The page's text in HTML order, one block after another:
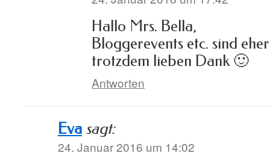
Hallo Mrs. Bella,
Bloggerevents etc. sind
trotzdem lieben Dank 🙂
Antworten
Eva sagt:
24. Januar 2016 um 14:02